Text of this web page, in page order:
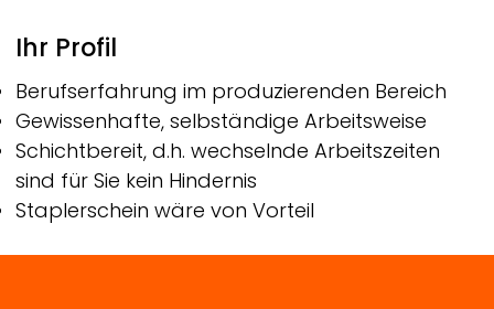
Ihr Profil
Berufserfahrung im produzierenden Bereich
Gewissenhafte, selbständige Arbeitsweise
Schichtbereit, d.h. wechselnde Arbeitszeiten
sind für Sie kein Hindernis
Staplerschein wäre von Vorteil